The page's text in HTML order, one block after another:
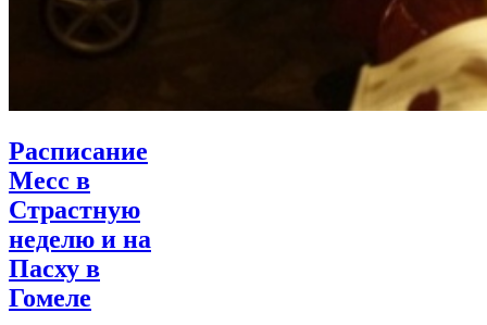
Расписание
Месс в
Страстную
неделю и на
Пасху в
Гомеле